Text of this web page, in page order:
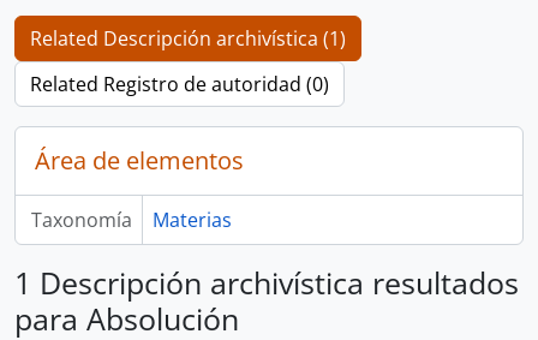
Related Descripción archivística (1)
Related Registro de autoridad (0)
Área de elementos
Taxonomía Materias
1 Descripción archivística resultados
para Absolución